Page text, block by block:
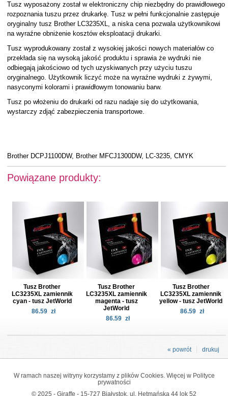
Tusz wyposażony został w elektroniczny chip niezbędny do prawidłowego
rozpoznania tuszu przez drukarkę. Tusz w pełni funkcjonalnie zastępuje
oryginalny tusz Brother LC3235XL, a niska cena pozwala użytkownikowi
na wyraźne obniżenie kosztów eksploatacji drukarki.
Tusz wyprodukowany został z wysokiej jakości nowych materiałów co
przekłada się na wysoką jakość produktu i sprawia że wydruki nie
odbiegają jakościowo od tych uzyskiwanych przy użyciu tuszu
oryginalnego. Użytkownik liczyć może na wyraźne wydruki z żywymi,
nasyconymi kolorami i prawidłowym tonowaniu barw.
Tusz po włożeniu do drukarki od razu nadaje się do użytkowania,
wystarczy zdjąć zabezpieczenia transportowe.
Brother DCPJ1100DW, Brother MFCJ1300DW, LC-3235, CMYK
Powiązane produkty:
Tusz Brother
LC3235XL zamiennik
cyan - tusz JetWorld
86.59 zł
Tusz Brother
LC3235XL zamiennik
magenta - tusz
JetWorld
86.59 zł
Tusz Brother
LC3235XL zamiennik
yellow - tusz JetWorld
86.59 zł
drukuj
« powrót
W ramach naszej witryny korzystamy z plików Cookies. Więcej w Polityce
prywatności
© 2025 - Giraffe - 15-727 Białystok, ul. Hetmańska 44 lok 52